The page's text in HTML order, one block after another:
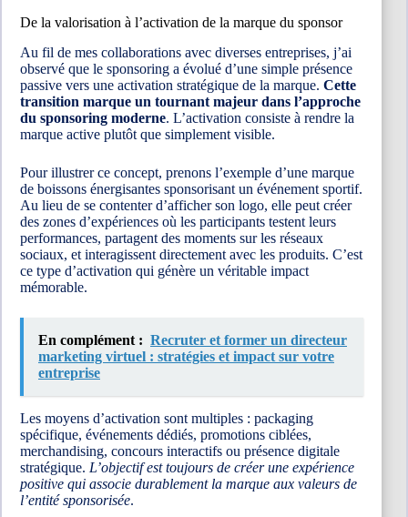
De la valorisation à l’activation de la marque du sponsor
Au fil de mes collaborations avec diverses entreprises, j’ai
observé que le sponsoring a évolué d’une simple présence
passive vers une activation stratégique de la marque. Cette
transition marque un tournant majeur dans l’approche
du sponsoring moderne. L’activation consiste à rendre la
marque active plutôt que simplement visible.
Pour illustrer ce concept, prenons l’exemple d’une marque
de boissons énergisantes sponsorisant un événement sportif.
Au lieu de se contenter d’afficher son logo, elle peut créer
des zones d’expériences où les participants testent leurs
performances, partagent des moments sur les réseaux
sociaux, et interagissent directement avec les produits. C’est
ce type d’activation qui génère un véritable impact
mémorable.
En complément : Recruter et former un directeur
marketing virtuel : stratégies et impact sur votre
entreprise
Les moyens d’activation sont multiples : packaging
spécifique, événements dédiés, promotions ciblées,
merchandising, concours interactifs ou présence digitale
stratégique. L’objectif est toujours de créer une expérience
positive qui associe durablement la marque aux valeurs de
l’entité sponsorisée.